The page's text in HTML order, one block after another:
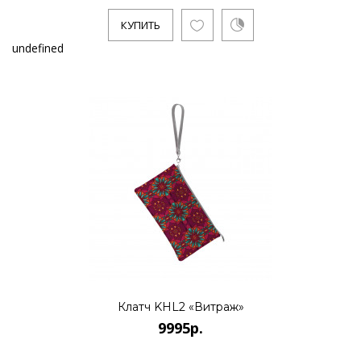
КУПИТЬ
undefined
Клатч KHL2 «Витраж»
9995р.